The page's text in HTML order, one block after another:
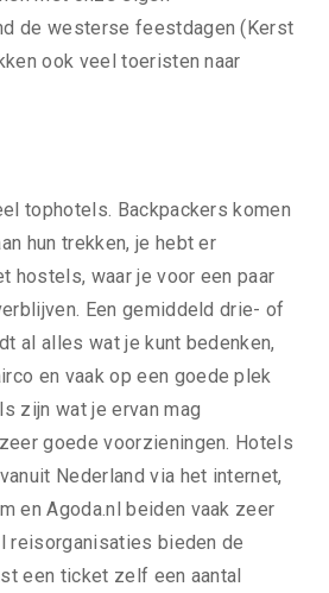
de westerse feestdagen (Kerst
ook veel toeristen naar
tophotels. Backpackers komen
hun trekken, je hebt er
hostels, waar je voor een paar
Een gemiddeld drie- of
al alles wat je kunt bedenken,
en vaak op een goede plek
zijn wat je ervan mag
goede voorzieningen. Hotels
Nederland via het internet,
en Agoda.nl beiden vaak zeer
reisorganisaties bieden de
een ticket zelf een aantal